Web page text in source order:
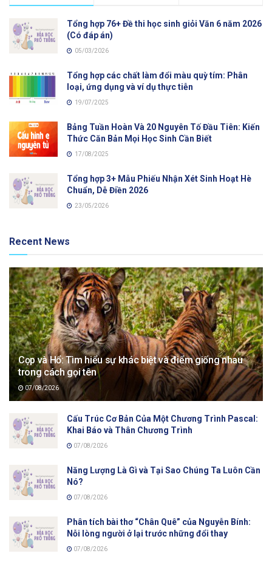
Tổng hợp 76+ Đề thi học sinh giỏi Văn 6 năm 2026
(Có đáp án)
05/03/2026
Tổng hợp các chất làm đổi màu quỳ tím: Phân
loại, ứng dụng và ví dụ thực tiễn
19/07/2025
Bảng Tuần Hoàn Và 20 Nguyên Tố Đầu Tiên: Kiến
Thức Căn Bản Mọi Học Sinh Cần Biết
17/08/2025
Tổng hợp 3+ Mẫu Phiếu Nhận Xét Sinh Hoạt Hè
Chuẩn, Dễ Điền 2026
23/05/2026
Recent News
Cọp và Hổ: Tìm hiểu sự khác biệt và điểm giống nhau
trong cách gọi tên
07/08/2026
Cấu Trúc Cơ Bản Của Một Chương Trình Pascal:
Khai Báo và Thân Chương Trình
07/08/2026
Năng Lượng Là Gì và Tại Sao Chúng Ta Luôn Cần
Nó?
07/08/2026
Phân tích bài thơ “Chân Quê” của Nguyễn Bính:
Nỗi lòng người ở lại trước những đổi thay
07/08/2026